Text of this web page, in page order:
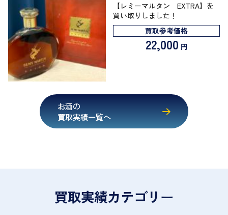
【レミーマルタン EXTRA】を
買い取りしました！
買取参考価格
22,000 円
お酒の
買取実績一覧へ
買取実績カテゴリー